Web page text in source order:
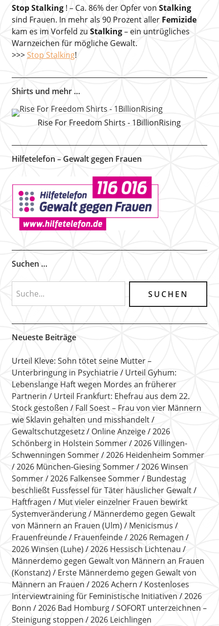
Stop Stalking! – Ca. 86% der Opfer von Stalking
sind Frauen. In mehr als 90 Prozent aller Femizide
kam es im Vorfeld zu Stalking– ein untrügliches
Warnzeichen für mögliche Gewalt.
>>> Stop Stalking!
Shirts und mehr …
Rise For Freedom Shirts - 1BillionRising
Hilfetelefon – Gewalt gegen Frauen
Suchen …
Neueste Beiträge
Urteil Kleve: Sohn tötet seine Mutter –
Unterbringung in Psychiatrie
Urteil Gyhum:
Lebenslange Haft wegen Mordes an früherer
Partnerin
Urteil Frankfurt: Ehefrau aus dem 22.
Stock gestoßen
Fall Soest – Frau von vier Männern
wie Sklavin gehalten und misshandelt
Gewaltschutzgesetz
Online Anzeige
2026
Schönberg in Holstein Sommer
2026 Villingen-
Schwenningen Sommer
2026 Heidenheim Sommer
2026 München-Giesing Sommer
2026 Winsen
Sommer
2026 Falkensee Sommer
Bundestag
beschließt Fussfessel für Täter häuslicher Gewalt
Haftfragen
Mut vieler einzelner Frauen bewirkt
Systemveränderung
Männerdemo gegen Gewalt
von Männern an Frauen (Ulm)
Menicismus
Frauenfreunde
Frauenfeinde
2026 Remagen
2026 Winsen (Luhe)
2026 Hessisch Lichtenau
Männerdemo gegen Gewalt von Männern an Frauen
(Konstanz)
Erste Männerdemo gegen Gewalt von
Männern an Frauen
2026 Achern
Kostenloses
Interviewtraining für Feministische Initiativen
2026
Bonn
2026 Bad Homburg
SOFORT unterzeichnen –
Steinigung stoppen
2026 Leichlingen